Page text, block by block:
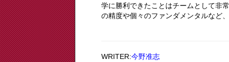
学に勝利できたことはチームとして非
の精度や個々のファンダメンタルなど
WRITER:今野准志